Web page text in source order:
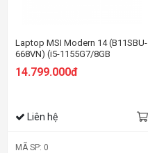
Laptop MSI Modern 14 (B11SBU-
668VN) (i5-1155G7/8GB
inch FHD/Win 10/Xám) (2021)
14.799.000đ
Liên hệ
MÃ SP: 0